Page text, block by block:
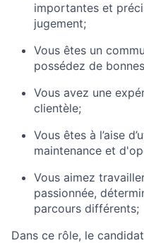
importantes et
jugement;
Vous êtes un
possédez de
Vous avez une
clientèle;
Vous êtes à l’aise
maintenance et
Vous aimez
passionnée,
parcours différents;
Dans ce rôle, le